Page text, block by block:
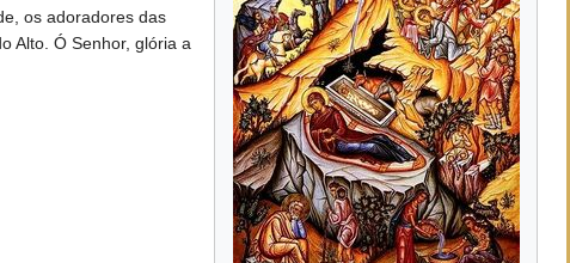
os adoradores das
Alto. Ó Senhor, glória a